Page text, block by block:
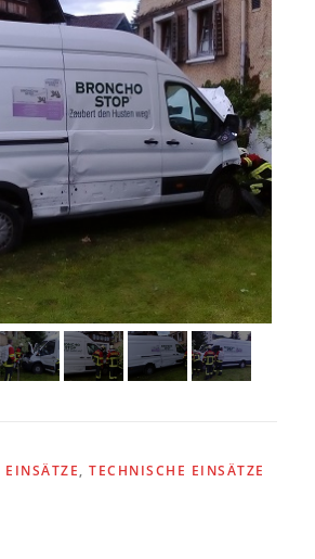
EINSÄTZE, TECHNISCHE EINSÄTZE